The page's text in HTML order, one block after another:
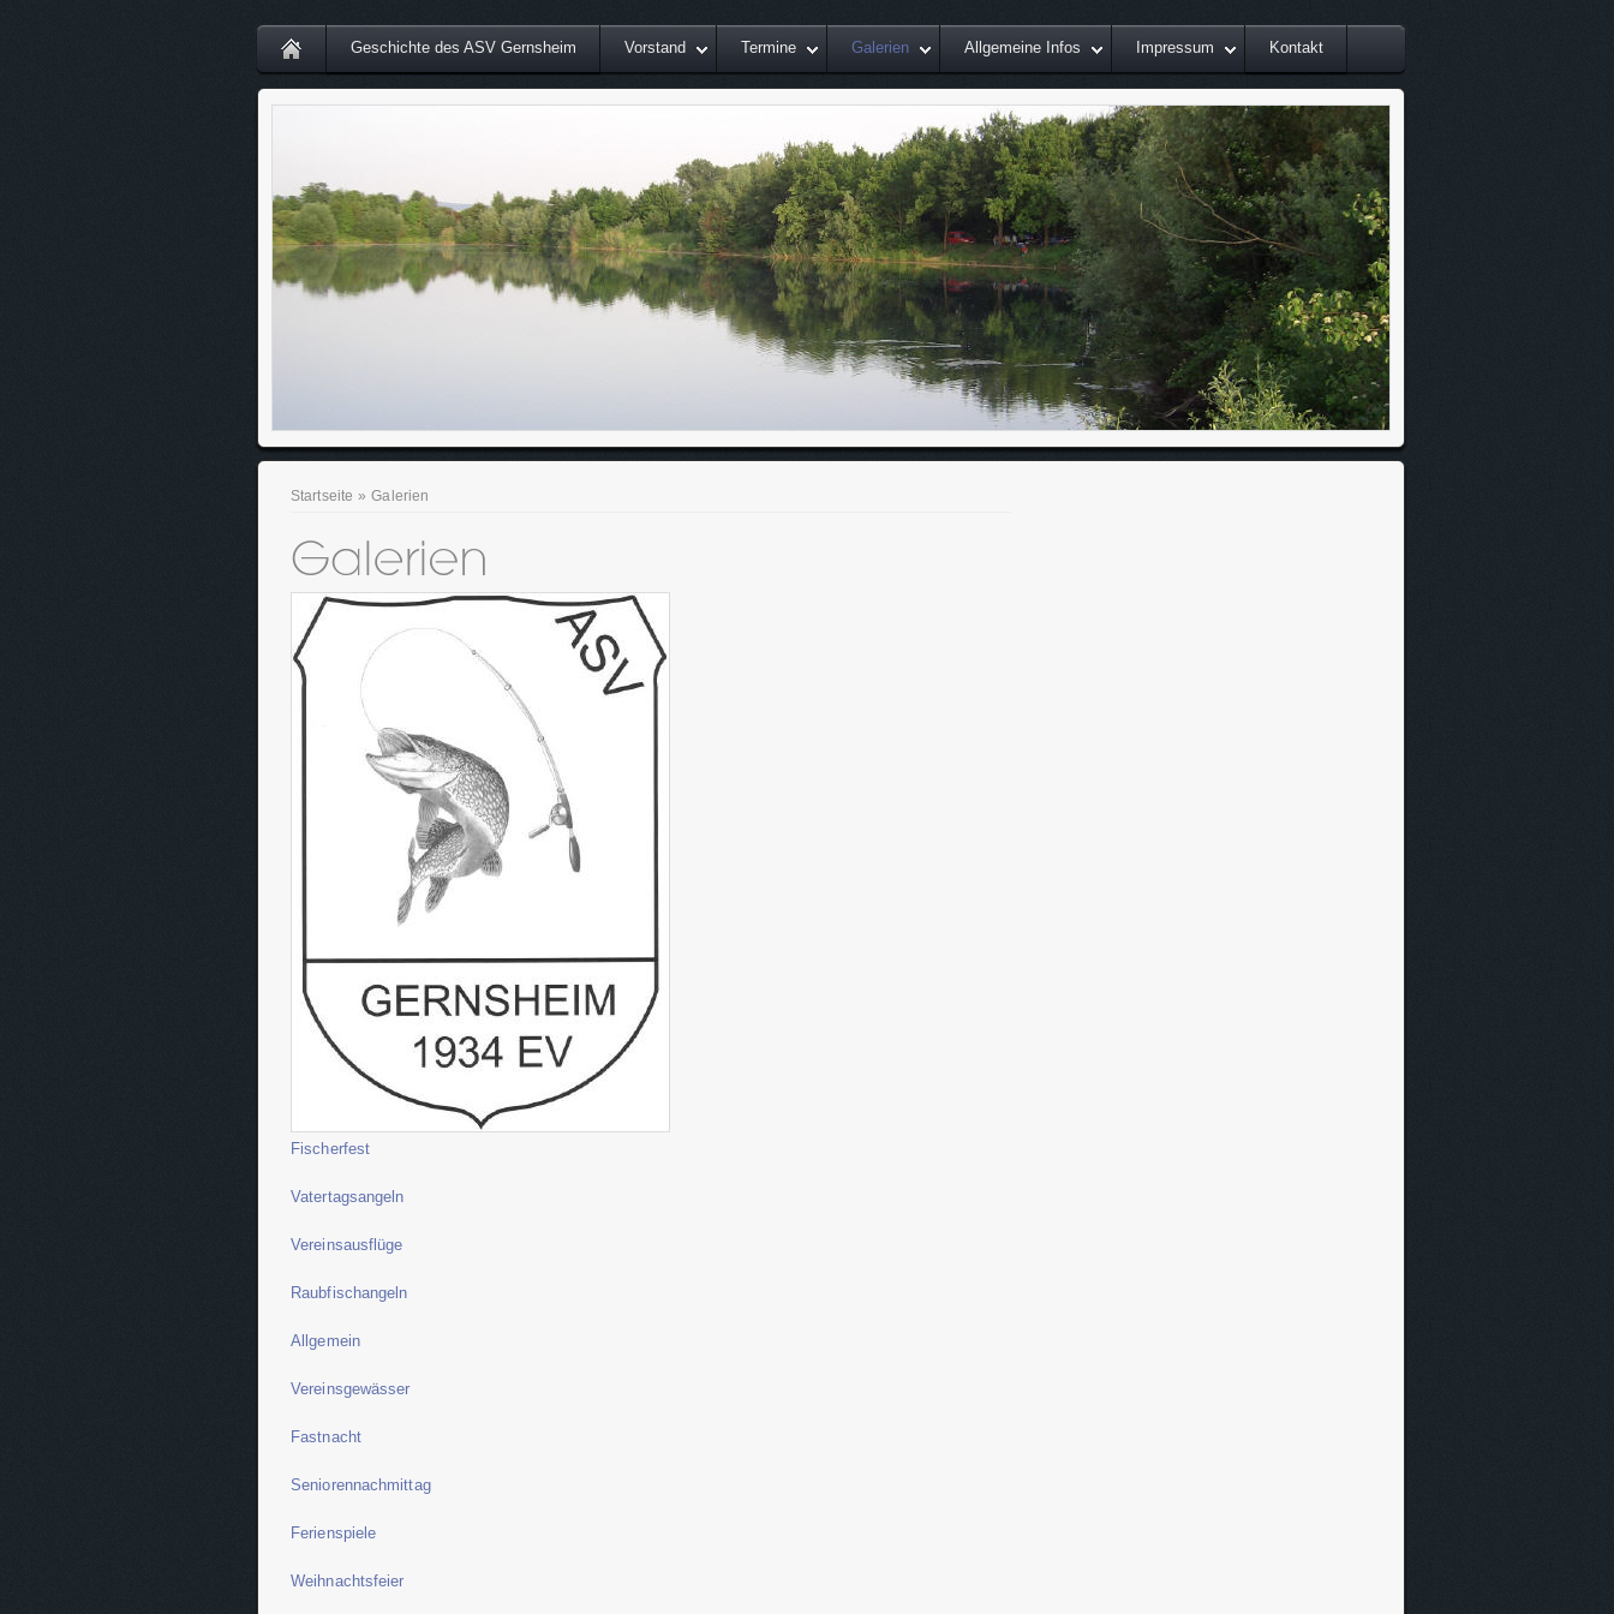
Geschichte des ASV Gernsheim Vorstand Termine Galerien Allgemeine Infos Impressum Kontakt
Startseite »Galerien
Fischerfest
Vatertagsangeln
Vereinsausflüge
Raubfischangeln
Allgemein
Vereinsgewässer
Fastnacht
Seniorennachmittag
Ferienspiele
Weihnachtsfeier